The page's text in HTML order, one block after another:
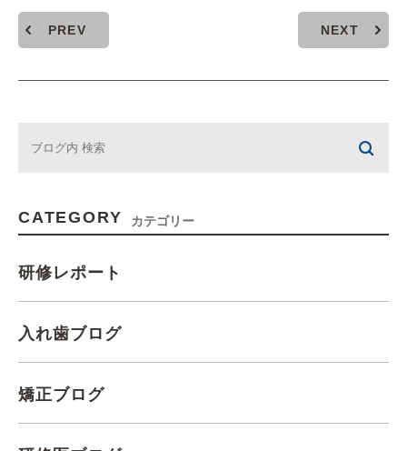
PREV NEXT
CATEGORY カテゴリー
研修レポート
入れ歯ブログ
矯正ブログ